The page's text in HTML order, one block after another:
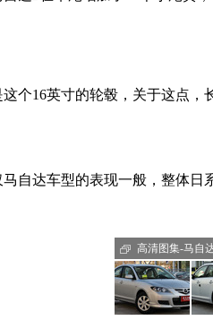
个16英寸的轮毂，关于这点
自达车型的表现一般，整体日
高清图集-马自